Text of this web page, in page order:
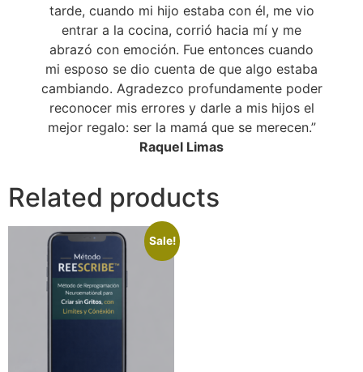
tarde, cuando mi hijo estaba con él, me vio
entrar a la cocina, corrió hacia mí y me
abrazó con emoción. Fue entonces cuando
mi esposo se dio cuenta de que algo estaba
cambiando. Agradezco profundamente poder
reconocer mis errores y darle a mis hijos el
mejor regalo: ser la mamá que se merecen.”
Raquel Limas
Related products
Sale!